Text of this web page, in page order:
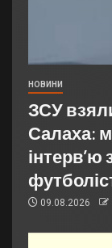
НОВИНИ
ЗСУ
Салаха:
інтерв’ю
09.08.2026